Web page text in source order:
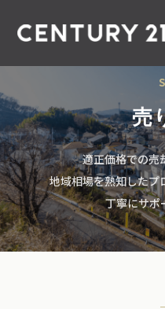
売
適正価格での売
地域相場を熟知したプ
丁寧にサポ